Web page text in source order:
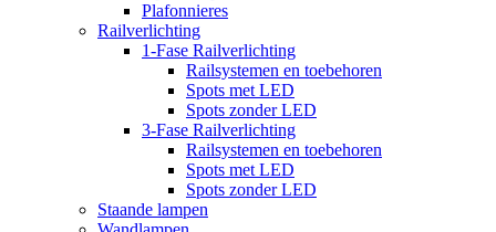
Plafonnieres
Railverlichting
1-Fase Railverlichting
Railsystemen en toebehoren
Spots met LED
Spots zonder LED
3-Fase Railverlichting
Railsystemen en toebehoren
Spots met LED
Spots zonder LED
Staande lampen